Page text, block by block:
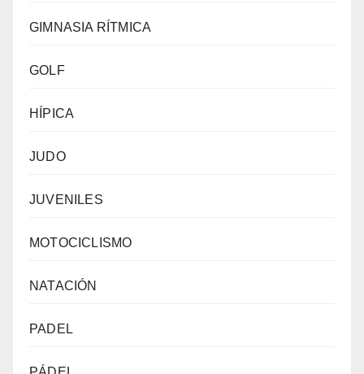
GIMNASIA RÍTMICA
GOLF
HÍPICA
JUDO
JUVENILES
MOTOCICLISMO
NATACIÓN
PADEL